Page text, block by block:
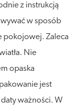
z instrukcją
w sposób
pokojowej. Zaleca
Nie
opaska
jest
ważności. W